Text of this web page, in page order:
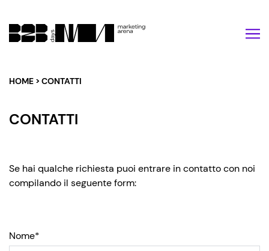
HOME > CONTATTI
CONTATTI
Se hai qualche richiesta puoi entrare in contatto con noi
compilando il seguente form:
Nome*